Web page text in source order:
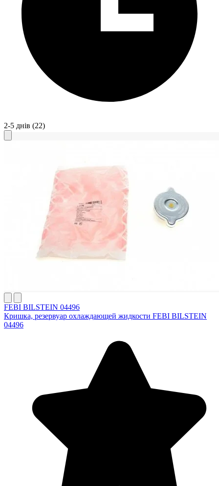
2-5 днів (22)
FEBI BILSTEIN 04496
Кришка, резервуар охлаждающей жидкости FEBI BILSTEIN
04496